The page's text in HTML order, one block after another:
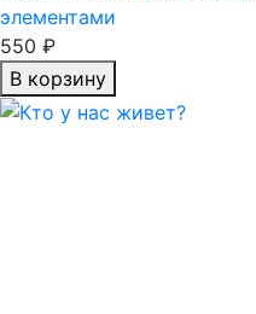
элементами
550 ₽
В корзину